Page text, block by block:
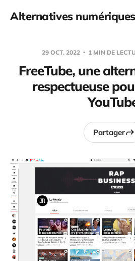
Alternatives numériques
29 OCT. 2022 1 MIN DE
FreeTube, une
respectueuse
Partager